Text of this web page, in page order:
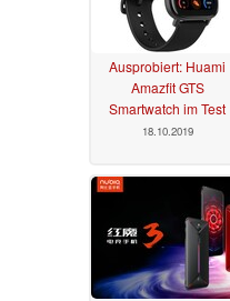
Ausprobiert: Huami
Amazfit GTS
Smartwatch im Test
18.10.2019